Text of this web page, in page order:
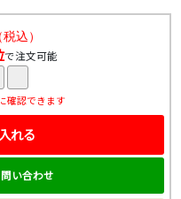
税込）
で注文可能
確認できます
れる
い合わせ